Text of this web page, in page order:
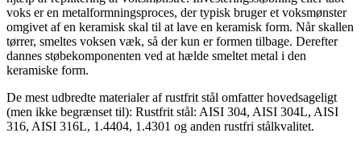
voks er en metalformningsproces, der typisk bruger et voksmønster
omgivet af en keramisk skal til at lave en keramisk form. Når skallen
tørrer, smeltes voksen væk, så der kun er formen tilbage. Derefter
dannes støbekomponenten ved at hælde smeltet metal i den
keramiske form.
De mest udbredte materialer af rustfrit stål omfatter hovedsageligt
(men ikke begrænset til): Rustfrit stål: AISI 304, AISI 304L, AISI
316, AISI 316L, 1.4404, 1.4301 og anden rustfri stålkvalitet.